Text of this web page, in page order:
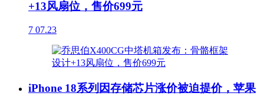
+13风扇位，售价699元
7 07.23
iPhone 18系列因存储芯片涨价被迫提价，苹果